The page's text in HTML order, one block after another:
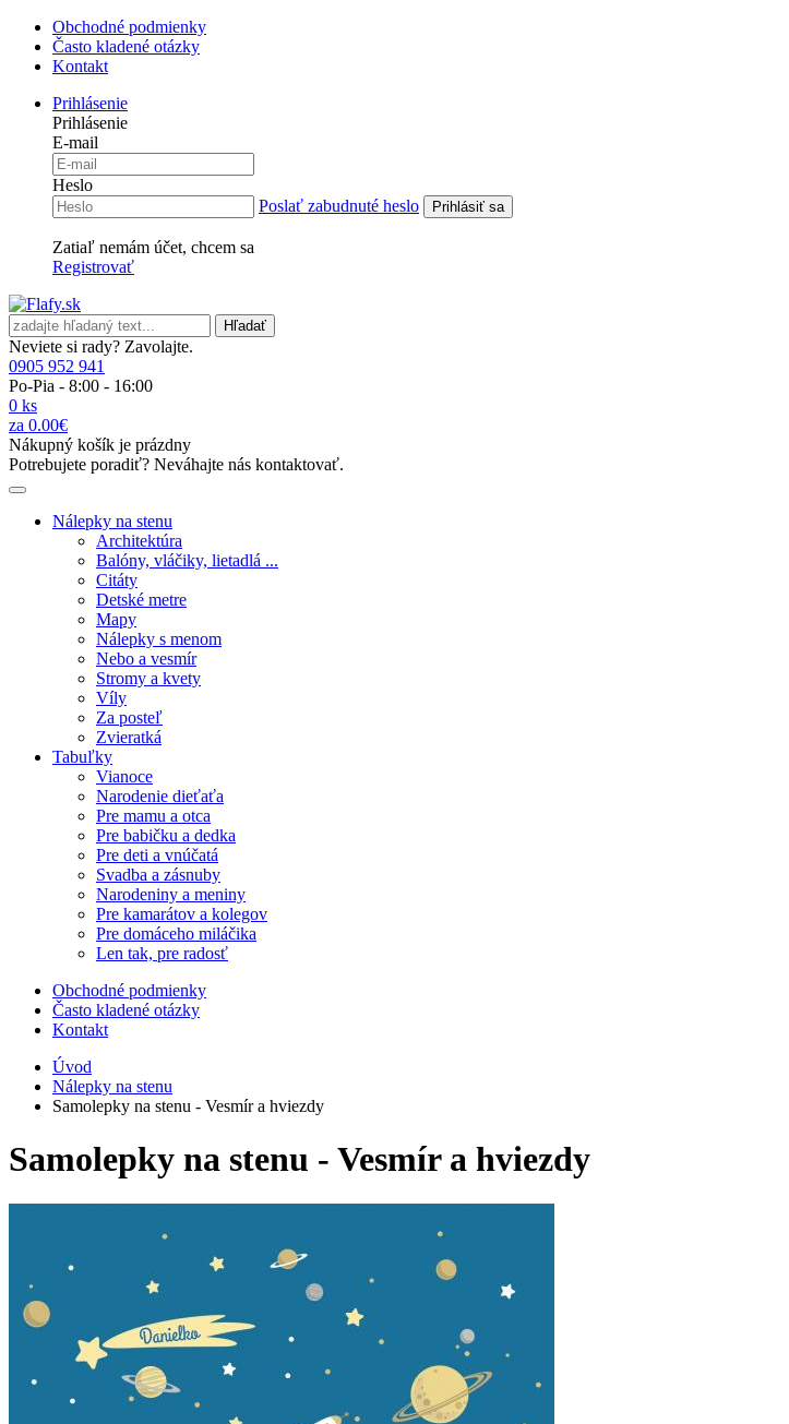
Obchodné podmienky
Často kladené otázky
Kontakt
Prihlásenie
Prihlásenie
E-mail
Heslo
Poslať zabudnuté heslo
Zatiaľ nemám účet, chcem sa
Registrovať
Hľadať
Neviete si rady? Zavolajte.
0905 952 941
Po-Pia - 8:00 - 16:00
0 ks
za 0.00€
Nákupný košík je prázdny
Potrebujete poradiť? Neváhajte nás kontaktovať.
Nálepky na stenu
Architektúra
Balóny, vláčiky, lietadlá ...
Citáty
Detské metre
Mapy
Nálepky s menom
Nebo a vesmír
Stromy a kvety
Víly
Za posteľ
Zvieratká
Tabuľky
Vianoce
Narodenie dieťaťa
Pre mamu a otca
Pre babičku a dedka
Pre deti a vnúčatá
Svadba a zásnuby
Narodeniny a meniny
Pre kamarátov a kolegov
Pre domáceho miláčika
Len tak, pre radosť
Obchodné podmienky
Často kladené otázky
Kontakt
Úvod
Nálepky na stenu
Samolepky na stenu - Vesmír a hviezdy
Samolepky na stenu - Vesmír a hviezdy